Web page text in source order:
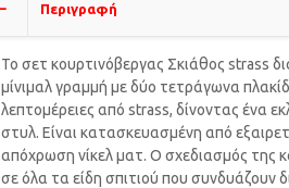
Περιγραφή
Το σετ κουρτινόβεργας Σκιάθος strass
μίνιμαλ γραμμή με δύο τετράγωνα
λεπτομέρειες από strass, δίνοντας ένα
στυλ. Είναι κατασκευασμένη από
απόχρωση νίκελ ματ. Ο σχεδιασμός της
σε όλα τα είδη σπιτιού που συνδυάζουν